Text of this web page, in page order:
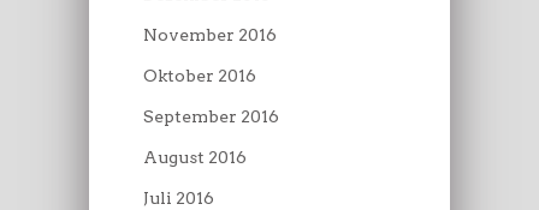
November 2016
Oktober 2016
September 2016
August 2016
Juli 2016